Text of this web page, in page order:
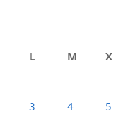
L
M X
3
4 5